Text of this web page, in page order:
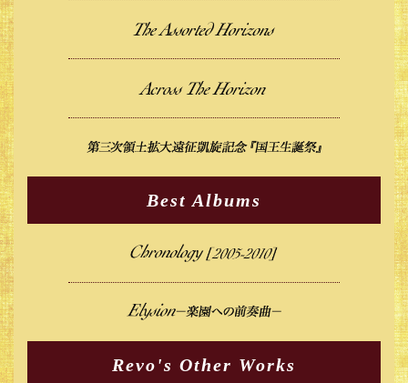
Best Albums
Revo's Other Works